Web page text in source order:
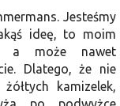
Jesteśmy
ideę, to moim
a może nawet
Dlatego, że nie
kamizelek,